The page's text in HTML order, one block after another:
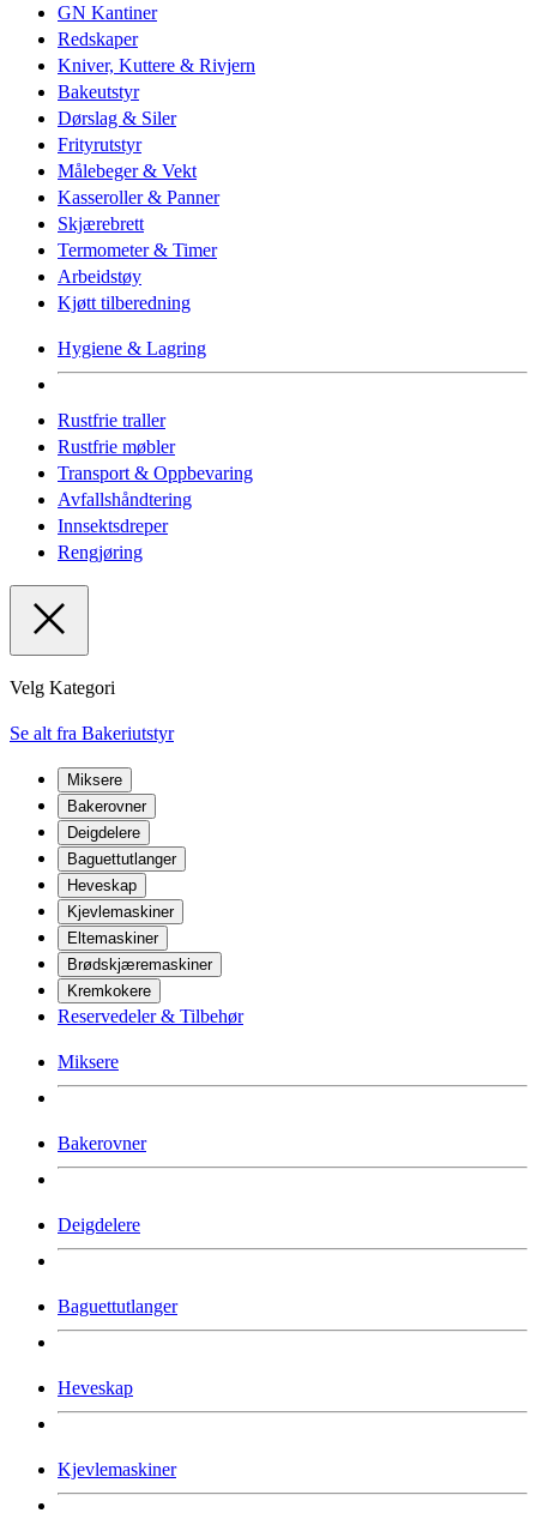
GN Kantiner
Redskaper
Kniver, Kuttere & Rivjern
Bakeutstyr
Dørslag & Siler
Frityrutstyr
Målebeger & Vekt
Kasseroller & Panner
Skjærebrett
Termometer & Timer
Arbeidstøy
Kjøtt tilberedning
Hygiene & Lagring
Rustfrie traller
Rustfrie møbler
Transport & Oppbevaring
Avfallshåndtering
Innsektsdreper
Rengjøring
Velg Kategori
Se alt fra Bakeriutstyr
Miksere
Bakerovner
Deigdelere
Baguettutlanger
Heveskap
Kjevlemaskiner
Eltemaskiner
Brødskjæremaskiner
Kremkokere
Reservedeler & Tilbehør
Miksere
Bakerovner
Deigdelere
Baguettutlanger
Heveskap
Kjevlemaskiner